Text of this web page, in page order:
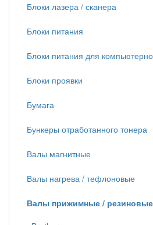
Блоки лазера / сканера
Блоки питания
Блоки питания для
Блоки проявки
Бумага
Бункеры отработанного тонера
Валы магнитные
Валы нагрева / тефлоновые
Валы прижимные / резиновые